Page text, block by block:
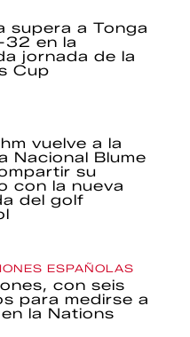
supera a Tonga
32 en la
jornada de la
Cup
vuelve a la
Nacional Blume
su
con la nueva
del golf
ESPAÑOLAS
con seis
para medirse a
la Nations